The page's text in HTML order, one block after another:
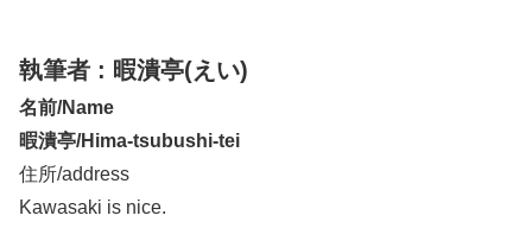
執筆者 : 暇潰亭(えい)
名前/Name
暇潰亭/Hima-tsubushi-tei
住所/address
Kawasaki is nice.